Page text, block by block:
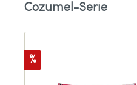
Cozumel-Serie
%